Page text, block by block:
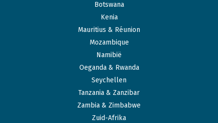
Botswana
Kenia
Mauritius & Réunion
Mozambique
Namibië
Oeganda & Rwanda
Seychellen
Tanzania & Zanzibar
Zambia & Zimbabwe
Zuid-Afrika